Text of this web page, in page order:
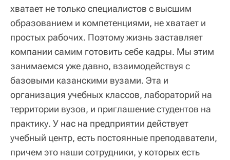
хватает не только специалистов с высшим
образованием и компетенциями, не хватает и
простых рабочих. Поэтому жизнь заставляет
компании самим готовить себе кадры. Мы этим
занимаемся уже давно, взаимодействуя с
базовыми казанскими вузами. Эта и
организация учебных классов, лабораторий на
территории вузов, и приглашение студентов на
практику. У нас на предприятии действует
учебный центр, есть постоянные преподаватели,
причем это наши сотрудники, у которых есть